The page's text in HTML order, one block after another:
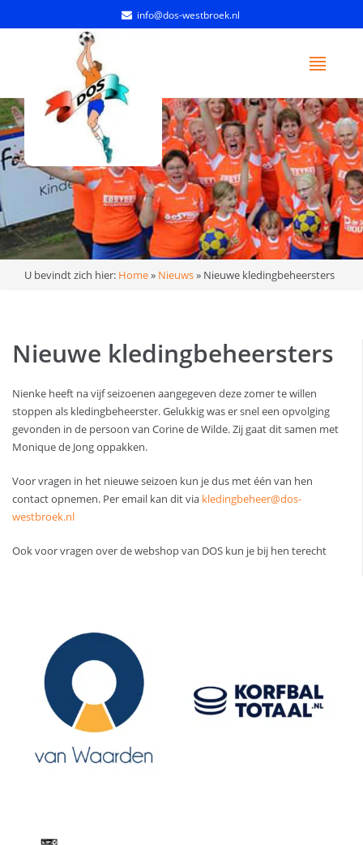
info@dos-westbroek.nl
U bevindt zich hier: Home» Nieuws» Nieuwe kledingbeheersters
Nieuwe kledingbeheersters
Nienke heeft na vijf seizoenen aangegeven deze zomer te willen
stoppen als kledingbeheerster. Gelukkig was er snel een opvolging
gevonden in de persoon van Corine de Wilde. Zij gaat dit samen met
Monique de Jong oppakken.
Voor vragen in het nieuwe seizoen kun je dus met één van hen
contact opnemen. Per email kan dit via kledingbeheer@dos-
westbroek.nl
Ook voor vragen over de webshop van DOS kun je bij hen terecht